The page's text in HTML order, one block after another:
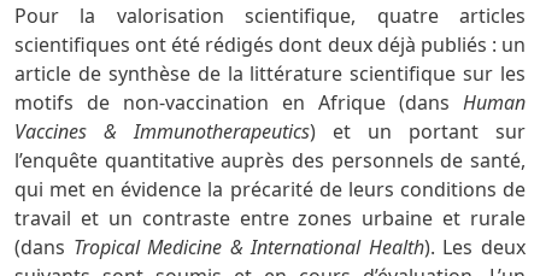
Pour la valorisation scientifique, quatre articles
scientifiques ont été rédigés dont deux déjà publiés : un
article de synthèse de la littérature scientifique sur les
motifs de non-vaccination en Afrique (dans Human
Vaccines & Immunotherapeutics) et un portant sur
l’enquête quantitative auprès des personnels de santé,
qui met en évidence la précarité de leurs conditions de
travail et un contraste entre zones urbaine et rurale
(dans Tropical Medicine & International Health). Les deux